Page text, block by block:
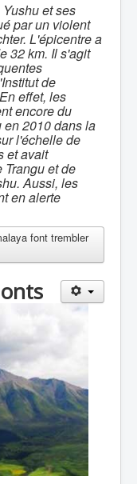
et ses
par un violent
L'épicentre a
32 km. Il s'agit
de
effet, les
encore du
en 2010 dans la
l'échelle de
et avait
et de
Aussi, les
en alerte
font trembler